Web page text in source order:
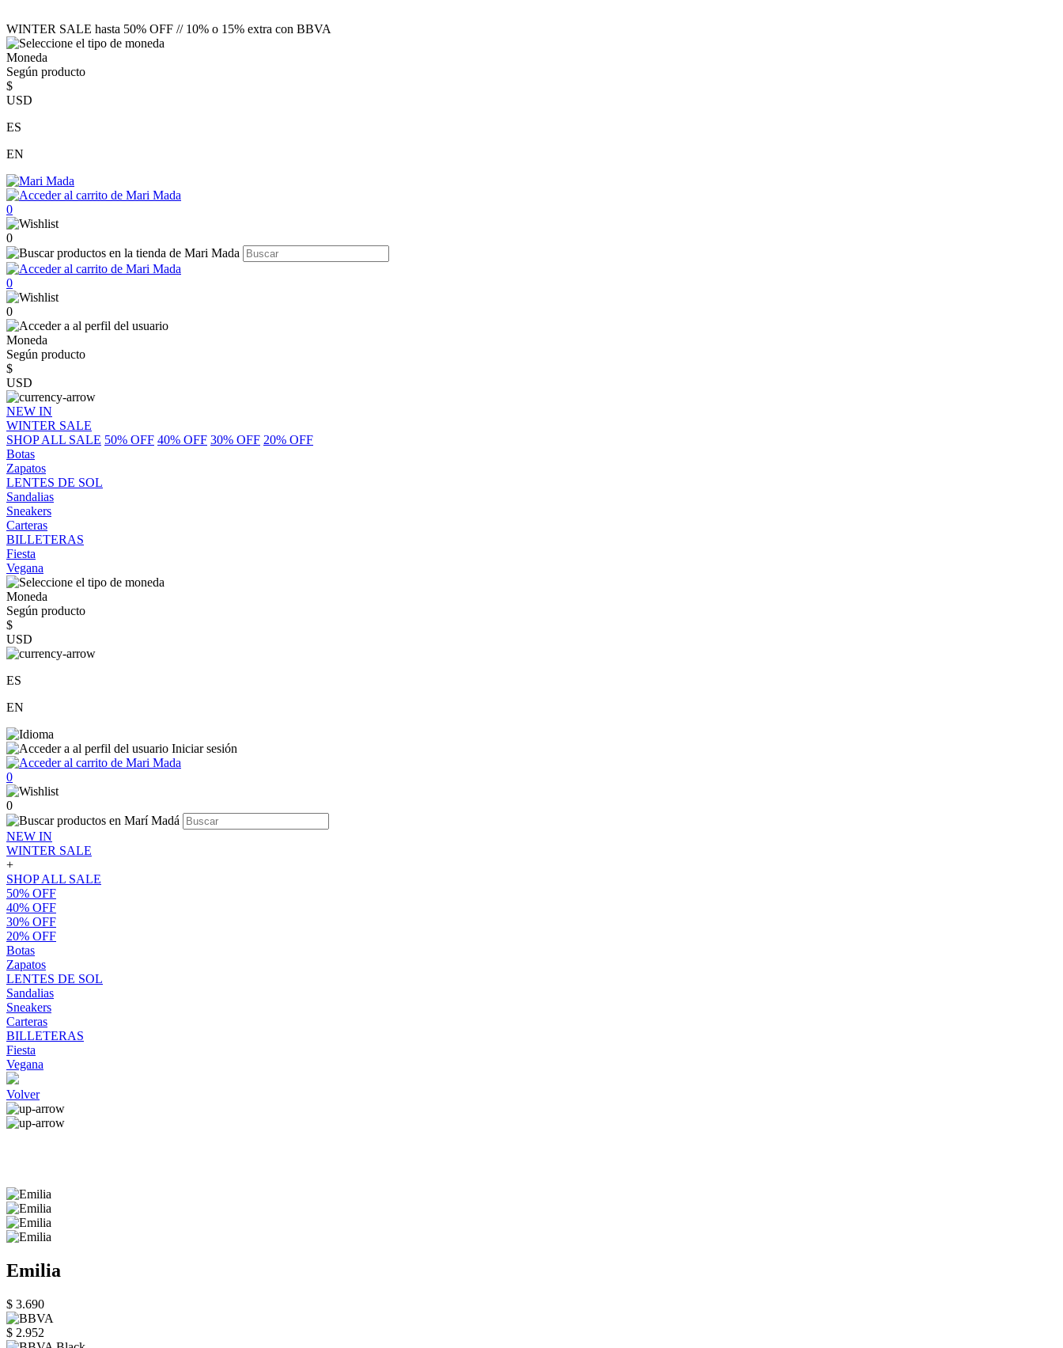
WINTER SALE hasta 50% OFF // 10% o 15% extra con BBVA
Moneda
Según producto
$
USD
ES
EN
0
0
0
0
Moneda
Según producto
$
USD
NEW IN
WINTER SALE
SHOP ALL SALE 50% OFF 40% OFF 30% OFF 20% OFF
Botas
Zapatos
LENTES DE SOL
Sandalias
Sneakers
Carteras
BILLETERAS
Fiesta
Vegana
Moneda
Según producto
$
USD
ES
EN
Iniciar sesión
0
0
NEW IN
WINTER SALE
+
SHOP ALL SALE
50% OFF
40% OFF
30% OFF
20% OFF
Botas
Zapatos
LENTES DE SOL
Sandalias
Sneakers
Carteras
BILLETERAS
Fiesta
Vegana
Volver
Emilia
$ 3.690
$ 2.952